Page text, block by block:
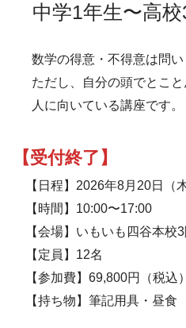
中学1年生〜高校
数学の得意・不得意は問い
ただし、自分の頭でとこ
人に向いている講座です。
【受付終了】
【日程】2026年8月20日（
【時間】10:00〜17:00
【会場】いもいも四谷本校
【定員】12名
【参加費】69,800円（税込）
【持ち物】筆記用具・昼食